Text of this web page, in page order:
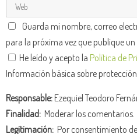
Guarda mi nombre, correo
para la próxima vez que publique
He leído y acepto la Política de
Información básica sobre
Responsable:Ezequiel Teodoro
Finalidad: Moderar los comentarios.
Legitimación: Por consentimiento